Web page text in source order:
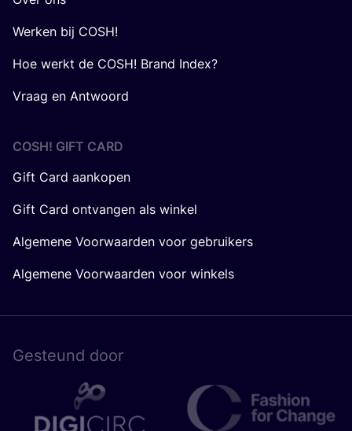
Werken bij COSH!
Hoe werkt de COSH! Brand Index?
Vraag en Antwoord
COSH! GIFT CARD
Gift Card aankopen
Gift Card ontvangen als winkel
Algemene Voorwaarden voor gebruikers
Algemene Voorwaarden voor winkels
Gesteund door